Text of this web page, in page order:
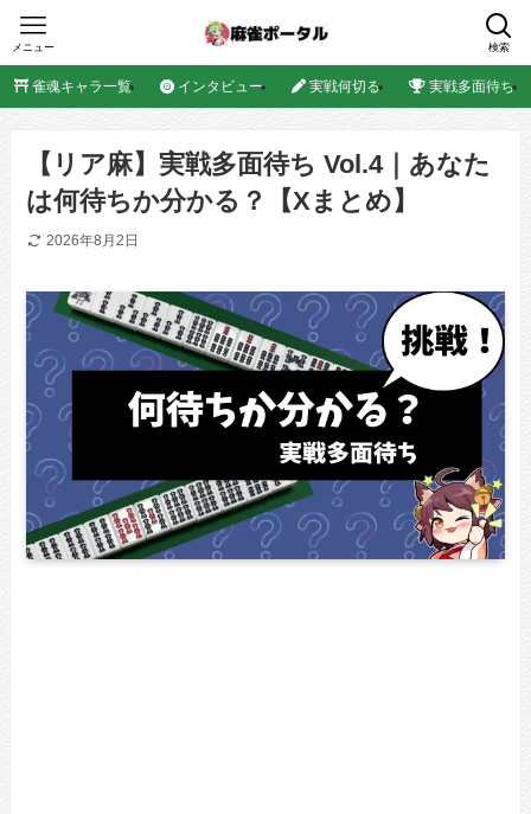
検索
メニュー
雀魂キャラ一覧 インタビュー 実戦何切る 実戦多面待ち
【リア麻】実戦多面待ち Vol.4｜あなた
は何待ちか分かる？【Xまとめ】
2026年8月2日